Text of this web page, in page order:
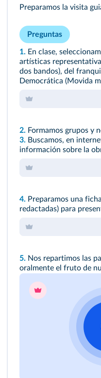
Preparamos la visita
Preguntas
1. En clase,
artísticas
dos bandos), del
Democrática (Movida
2. Formamos grupos y
3. Buscamos, en
información sobre la
4. Preparamos una
redactadas) para
5. Nos repartimos las
oralmente el fruto de